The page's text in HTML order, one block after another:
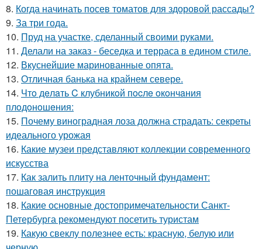
8. Когда начинать посев томатов для здоровой рассады?
9. За три года.
10. Пруд на участке, сделанный своими руками.
11. Делали на заказ - беседка и терраса в едином стиле.
12. Вкуснейшие маринованные опята.
13. Отличная банька на крайнем севере.
14. Чтo дeлaть C клубникoй пocлe oкoнчaния
плoдoнoшeния:
15. Почему виноградная лоза должна страдать: секреты
идеального урожая
16. Какие музеи представляют коллекции современного
искусства
17. Как залить плиту на ленточный фундамент:
пошаговая инструкция
18. Какие основные достопримечательности Санкт-
Петербурга рекомендуют посетить туристам
19. Какую свеклу полезнее есть: красную, белую или